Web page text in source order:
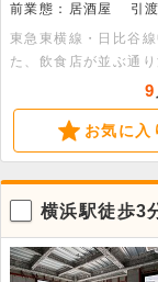
前業態：居酒屋
引
東急東横線・日比谷
た、飲食店が並ぶ通
新築から造作をつく
為、美内装です。ダ
ップ・縦型冷凍冷蔵
オーブン付きガステ
す。まずはお問い合
9
お気に入
横浜駅徒歩3
視認性良好